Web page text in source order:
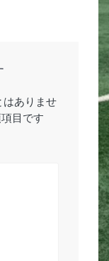
はありませ
目です